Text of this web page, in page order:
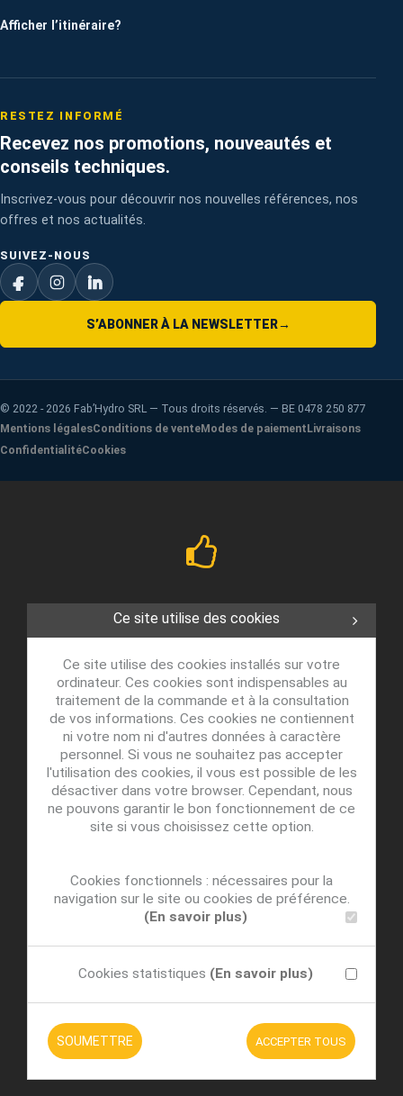
Afficher l’itinéraire?
RESTEZ INFORMÉ
Recevez nos promotions, nouveautés et
conseils techniques.
Inscrivez-vous pour découvrir nos nouvelles références, nos
offres et nos actualités.
SUIVEZ-NOUS
S’ABONNER À LA NEWSLETTER→
© 2022 - 2026 Fab’Hydro SRL — Tous droits réservés. — BE 0478 250 877
Mentions légalesConditions de venteModes de paiementLivraisons
ConfidentialitéCookies
Ce site utilise des cookies
Ce site utilise des cookies installés sur votre
ordinateur. Ces cookies sont indispensables au
traitement de la commande et à la consultation
de vos informations. Ces cookies ne contiennent
ni votre nom ni d'autres données à caractère
personnel. Si vous ne souhaitez pas accepter
l'utilisation des cookies, il vous est possible de les
désactiver dans votre browser. Cependant, nous
ne pouvons garantir le bon fonctionnement de ce
site si vous choisissez cette option.
Cookies fonctionnels : nécessaires pour la
navigation sur le site ou cookies de préférence.
(En savoir plus)
Cookies statistiques (En savoir plus)
SOUMETTRE ACCEPTER TOUS